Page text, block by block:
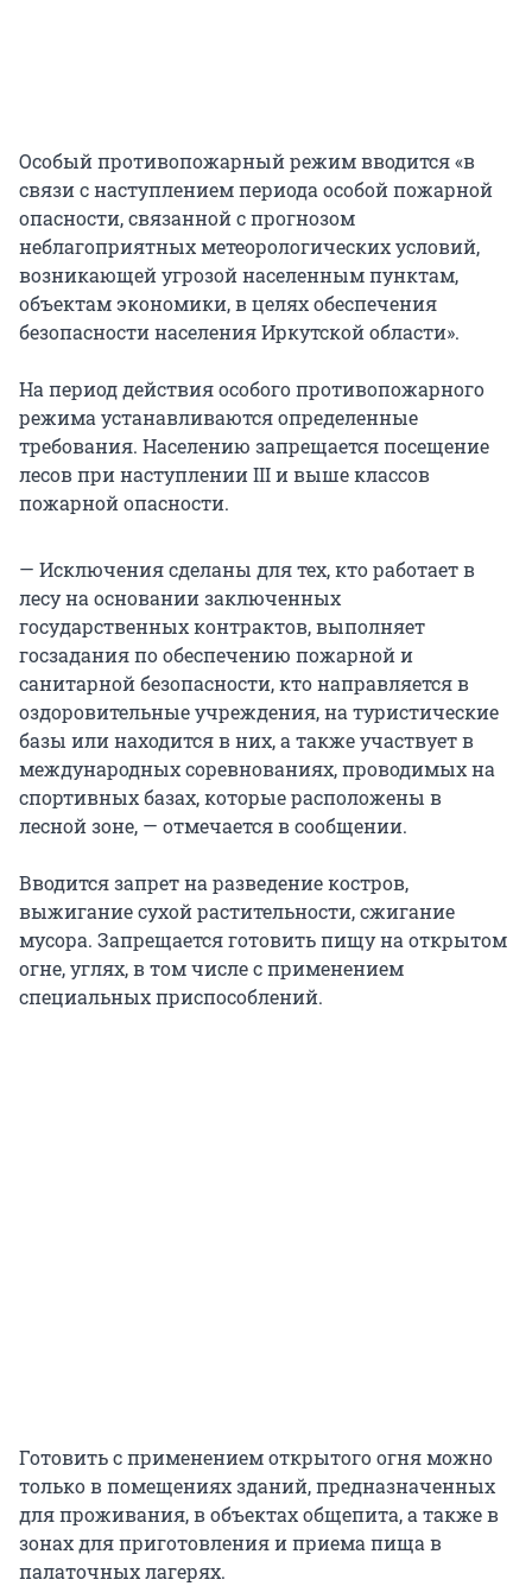
Особый противопожарный режим вводится «в
связи с наступлением периода особой пожарной
опасности, связанной с прогнозом
неблагоприятных метеорологических условий,
возникающей угрозой населенным пунктам,
объектам экономики, в целях обеспечения
безопасности населения Иркутской области».
На период действия особого противопожарного
режима устанавливаются определенные
требования. Населению запрещается посещение
лесов при наступлении III и выше классов
пожарной опасности.
­— Исключения сделаны для тех, кто работает в
лесу на основании заключенных
государственных контрактов, выполняет
госзадания по обеспечению пожарной и
санитарной безопасности, кто направляется в
оздоровительные учреждения, на туристические
базы или находится в них, а также участвует в
международных соревнованиях, проводимых на
спортивных базах, которые расположены в
лесной зоне, — отмечается в сообщении.
Вводится запрет на разведение костров,
выжигание сухой растительности, сжигание
мусора. Запрещается готовить пищу на открытом
огне, углях, в том числе с применением
специальных приспособлений.
Готовить с применением открытого огня можно
только в помещениях зданий, предназначенных
для проживания, в объектах общепита, а также в
зонах для приготовления и приема пища в
палаточных лагерях.